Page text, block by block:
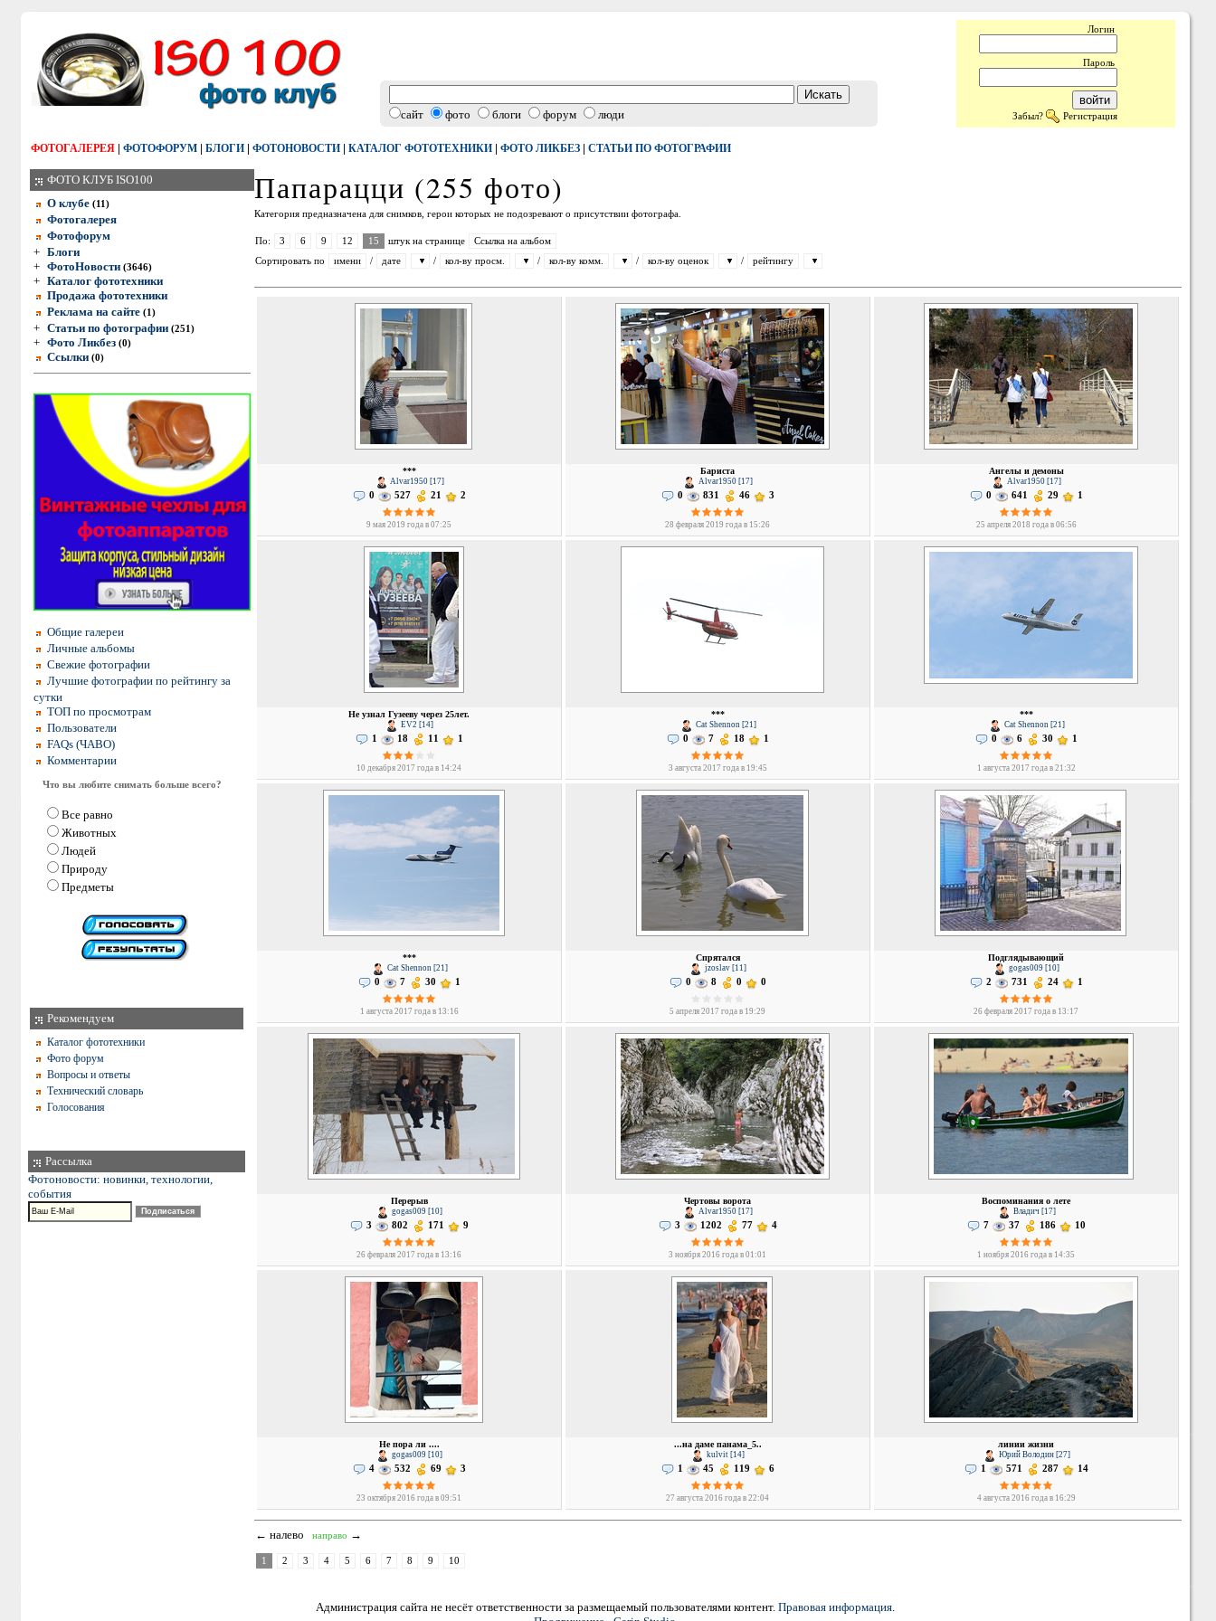
сайт фото блоги форум люди
Логин
Пароль
Забыл? Регистрация
ФОТОГАЛЕРЕЯ | ФОТОФОРУМ | БЛОГИ | ФОТОНОВОСТИ | КАТАЛОГ ФОТОТЕХНИКИ | ФОТО ЛИКБЕЗ | СТАТЬИ ПО ФОТОГРАФИИ
ФОТО КЛУБ ISO100
О клубе (11)
Фотогалерея
Фотофорум
+ Блоги
+ ФотоНовости (3646)
+ Каталог фототехники
Продажа фототехники
Реклама на сайте (1)
+ Статьи по фотографии (251)
+ Фото Ликбез (0)
Ссылки (0)
Общие галереи
Личные альбомы
Свежие фотографии
Лучшие фотографии по рейтингу за
сутки
ТОП по просмотрам
Пользователи
FAQs (ЧАВО)
Комментарии
Что вы любите снимать больше всего?
Все равно
Животных
Людей
Природу
Предметы
Рекомендуем
Каталог фототехники
Фото форум
Вопросы и ответы
Технический словарь
Голосования
Рассылка
Фотоновости: новинки, технологии,
события
Папарацци (255 фото)
Категория предназначена для снимков, герои которых не подозревают о присутствии фотографа.
По: 3 6 9 12 15 штук на странице
Ссылка на альбом
Сортировать по
имени / дате / кол-ву просм. / кол-ву комм. / кол-ву оценок / рейтингу
***
Alvar1950 [17]
0 527 21 2
9 мая 2019 года в 07:25
Бариста
Alvar1950 [17]
0 831 46 3
28 февраля 2019 года в 15:26
Ангелы и демоны
Alvar1950 [17]
0 641 29 1
25 апреля 2018 года в 06:56
Не узнал Гузееву через 25лет.
EV2 [14]
1 18 11 1
10 декабря 2017 года в 14:24
***
Cat Shennon [21]
0 7 18 1
3 августа 2017 года в 19:45
***
Cat Shennon [21]
0 6 30 1
1 августа 2017 года в 21:32
***
Cat Shennon [21]
0 7 30 1
1 августа 2017 года в 13:16
Спрятался
jzoslav [11]
0 8 0 0
5 апреля 2017 года в 19:29
Подглядывающий
gogas009 [10]
2 731 24 1
26 февраля 2017 года в 13:17
Перерыв
gogas009 [10]
3 802 171 9
26 февраля 2017 года в 13:16
Чертовы ворота
Alvar1950 [17]
3 1202 77 4
3 ноября 2016 года в 01:01
Воспоминания о лете
Владич [17]
7 37 186 10
1 ноября 2016 года в 14:35
Не пора ли ....
gogas009 [10]
4 532 69 3
23 октября 2016 года в 09:51
...на даме панама_5..
kulvit [14]
1 45 119 6
27 августа 2016 года в 22:04
линии жизни
Юрий Володин [27]
1 571 287 14
4 августа 2016 года в 16:29
← налево направо →
1 2 3 4 5 6 7 8 9 10
Администрация сайта не несёт ответственности за размещаемый пользователями контент. Правовая информация.